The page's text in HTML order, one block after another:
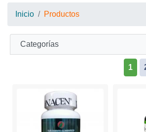
Inicio Productos
Categorías
1